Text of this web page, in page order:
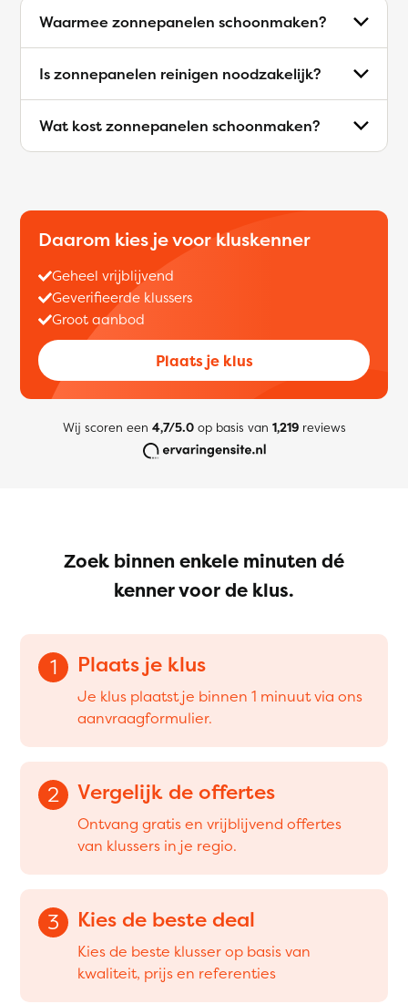
Waarmee zonnepanelen schoonmaken?
Is zonnepanelen reinigen noodzakelijk?
Wat kost zonnepanelen schoonmaken?
Daarom kies je voor kluskenner
Geheel vrijblijvend
Geverifieerde klussers
Groot aanbod
Plaats je klus
Wij scoren een 4,7/5.0op basis van 1,219reviews
Zoek binnen enkele minuten dé
kenner voor de klus.
1 Plaats je klus
Je klus plaatst je binnen 1 minuut via ons
aanvraagformulier.
2 Vergelijk de offertes
Ontvang gratis en vrijblijvend offertes
van klussers in je regio.
3 Kies de beste deal
Kies de beste klusser op basis van
kwaliteit, prijs en referenties